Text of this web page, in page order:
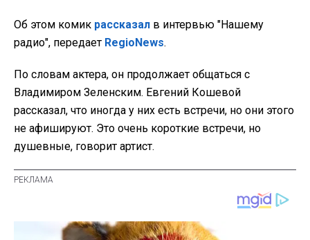
Об этом комик рассказал в интервью "Нашему
радио", передает RegioNews.
По словам актера, он продолжает общаться с
Владимиром Зеленским. Евгений Кошевой
рассказал, что иногда у них есть встречи, но они этого
не афишируют. Это очень короткие встречи, но
душевные, говорит артист.